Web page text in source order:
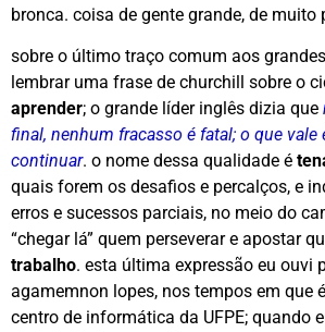
bronca. coisa de gente grande, de muito
sobre o último traço comum aos
lembrar uma frase de churchill sobre o
aprender; o grande líder inglês dizia que
final, nenhum fracasso é fatal; o que vale
continuar. o nome dessa qualidade é
quais forem os desafios e percalços, e
erros e sucessos parciais, no meio do
“chegar lá” quem perseverar e apostar
trabalho. esta última expressão eu ouvi
agamemnon lopes, nos tempos em que
centro de informática da UFPE; quando